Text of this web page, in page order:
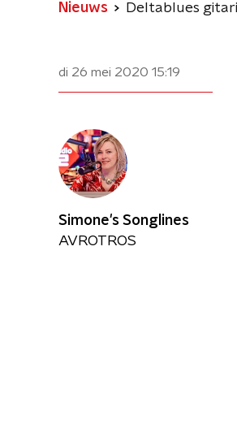
Nieuws Deltablues
di 26 mei 2020 15:19
Simone's Songlines
AVROTROS